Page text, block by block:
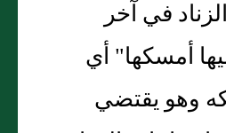
في آخر
أمسكها" أي
وهو يقتضي